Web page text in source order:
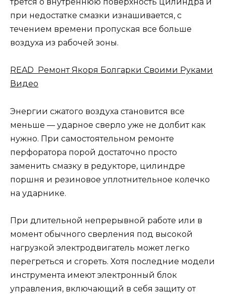
при недостатке смазки изнашивается, с
течением времени пропуская все больше
воздуха из рабочей зоны.
READ Ремонт Якоря Болгарки Своими Руками
Видео
Энергии сжатого воздуха становится все
меньше — ударное сверло уже не долбит как
нужно. При самостоятельном ремонте
перфоратора порой достаточно просто
заменить смазку в редукторе, цилиндре
поршня и резиновое уплотнительное колечко
на ударнике.
При длительной непрерывной работе или в
момент обычного сверления под высокой
нагрузкой электродвигатель может легко
перегреться и сгореть. Хотя последние модели
инструмента имеют электронный блок
управления, включающий в себя защиту от